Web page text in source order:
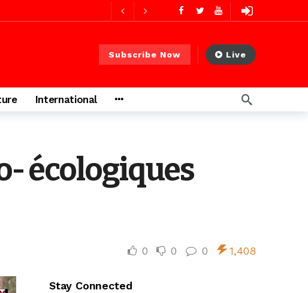
Subscribe Now Live
International
écologiques
0 0 0 1,408
Stay Connected